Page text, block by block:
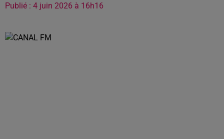
Publié : 4 juin 2026 à 16h16